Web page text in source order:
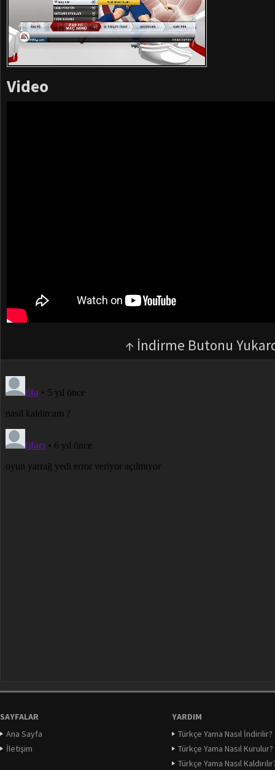
Video
↑ İndirme Butonu
SAYFALAR
Ana Sayfa
İletişim
YARDIM
Türkçe Yama Nasıl İndirilir?
Türkçe Yama Nasıl Kurulur?
Türkçe Yama Nasıl